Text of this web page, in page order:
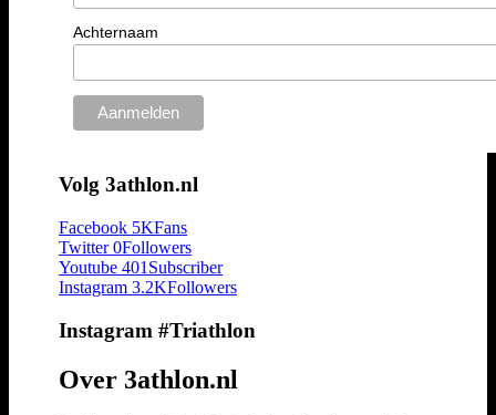
Achternaam
Volg 3athlon.nl
Facebook 5KFans
Twitter 0Followers
Youtube 401 Subscriber
Instagram 3.2KFollowers
Instagram #Triathlon
Over 3athlon.nl